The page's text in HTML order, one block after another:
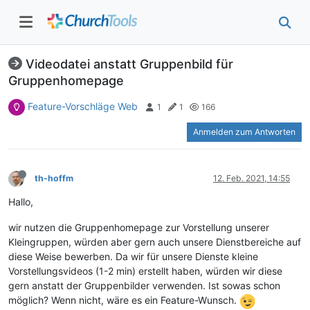
Videodatei anstatt Gruppenbild für
Gruppenhomepage
Feature-Vorschläge Web 1 1 166
Anmelden zum Antworten
th-hoffm 12. Feb. 2021, 14:55
Hallo,
wir nutzen die Gruppenhomepage zur Vorstellung unserer
Kleingruppen, würden aber gern auch unsere Dienstbereiche auf
diese Weise bewerben. Da wir für unsere Dienste kleine
Vorstellungsvideos (1-2 min) erstellt haben, würden wir diese
gern anstatt der Gruppenbilder verwenden. Ist sowas schon
möglich? Wenn nicht, wäre es ein Feature-Wunsch.